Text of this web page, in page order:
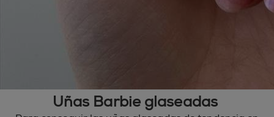
Uñas Barbie glaseadas